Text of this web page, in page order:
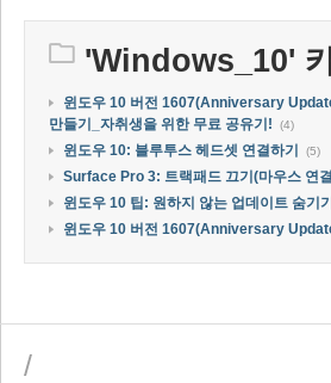
'Windows_10'
윈도우 10 버전 1607(Anniversary
만들기_자취생을 위한 무료 공유기!
(4)
윈도우 10: 블루투스 헤드셋 연결하기 (5)
Surface Pro 3: 트랙패드 끄기(마우스 연
윈도우 10 팁: 원하지 않는 업데이트 숨기기
윈도우 10 버전 1607(Anniversary
/